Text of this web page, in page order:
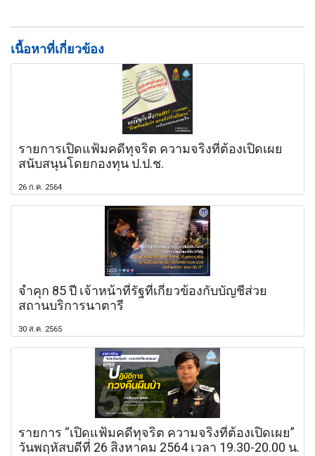
เนื้อหาที่เกี่ยวข้อง
รายการเปิดแฟ้มคดีทุจริต ความจริงที่ต้องเปิดเผย
สนับสนุนโดยกองทุน ป.ป.ช.
26 ก.ค. 2564
จำคุก 85 ปี เจ้าหน้าที่รัฐที่เกี่ยวข้องกับบัญชีส่วย
สถานบริการนาตารี
30 ส.ค. 2565
รายการ “เปิดแฟ้มคดีทุจริต ความจริงที่ต้องเปิดเผย”
วันพฤหัสบดีที่ 26 สิงหาคม 2564 เวลา 19.30-20.00 น.